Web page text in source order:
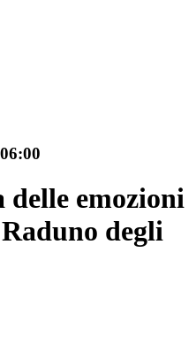
emozioni
degli